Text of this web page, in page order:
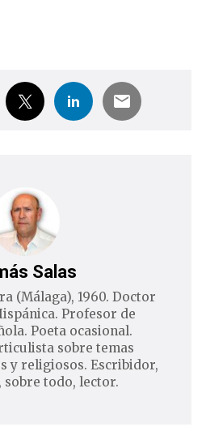
Salas
(Málaga), 1960. Doctor
Profesor de
Poeta ocasional.
sobre temas
y religiosos. Escribidor,
sobre todo, lector.